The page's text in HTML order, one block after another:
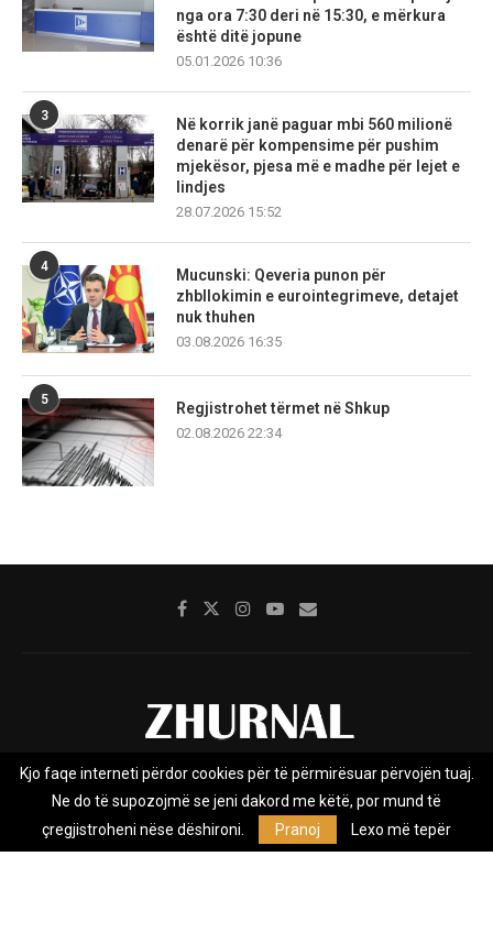
nga ora 7:30 deri në 15:30, e mërkura
është ditë jopune
05.01.2026 10:36
3
Në korrik janë paguar mbi 560 milionë
denarë për kompensime për pushim
mjekësor, pjesa më e madhe për lejet e
lindjes
28.07.2026 15:52
4
Mucunski: Qeveria punon për
zhbllokimin e eurointegrimeve, detajet
nuk thuhen
03.08.2026 16:35
5
Regjistrohet tërmet në Shkup
02.08.2026 22:34
Rreth nesh Impresumi Marketing
Privacy Policy
Zhurnal.mk është Agjenci e Lajmeve e pavarur, e themeluar në vitin
Kjo faqe interneti përdor cookies për të përmirësuar përvojën tuaj.
Ne do të supozojmë se jeni dakord me këtë, por mund të
çregjistroheni nëse dëshironi.
Pranoj Lexo më tepër